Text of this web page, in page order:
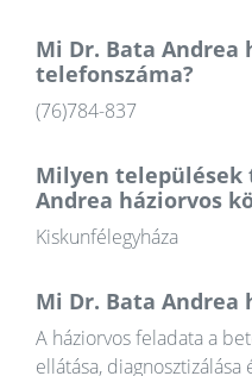
Mi Dr. Bata Andrea
telefonszáma?
(76)784-837
Milyen települések
Andrea háziorvos
Kiskunfélegyháza
Mi Dr. Bata Andrea
A háziorvos feladata a
ellátása,